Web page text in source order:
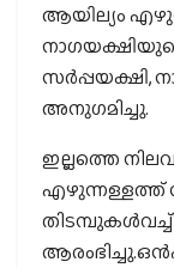
ആയില്യം
സര്‍പ്പയക്ഷി,
അനുഗമിച്ചു.
ഇല്ലത്തെ
എഴുന്നള്ളത്ത്